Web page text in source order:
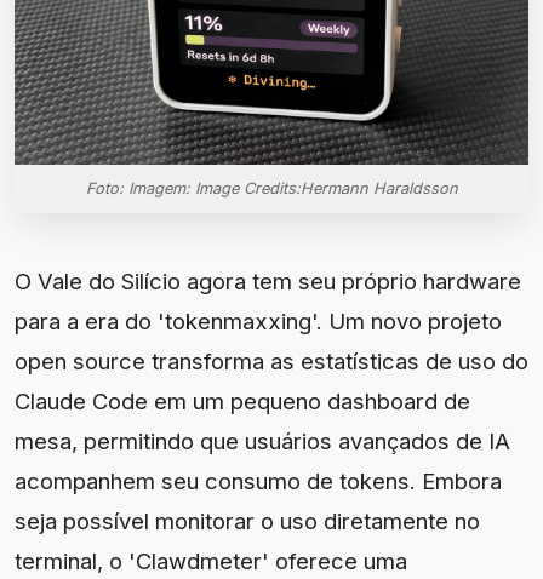
Foto: Imagem: Image Credits:Hermann Haraldsson
O Vale do Silício agora tem seu próprio hardware
para a era do 'tokenmaxxing'. Um novo projeto
open source transforma as estatísticas de uso do
Claude Code em um pequeno dashboard de
mesa, permitindo que usuários avançados de IA
acompanhem seu consumo de tokens. Embora
seja possível monitorar o uso diretamente no
terminal, o 'Clawdmeter' oferece uma